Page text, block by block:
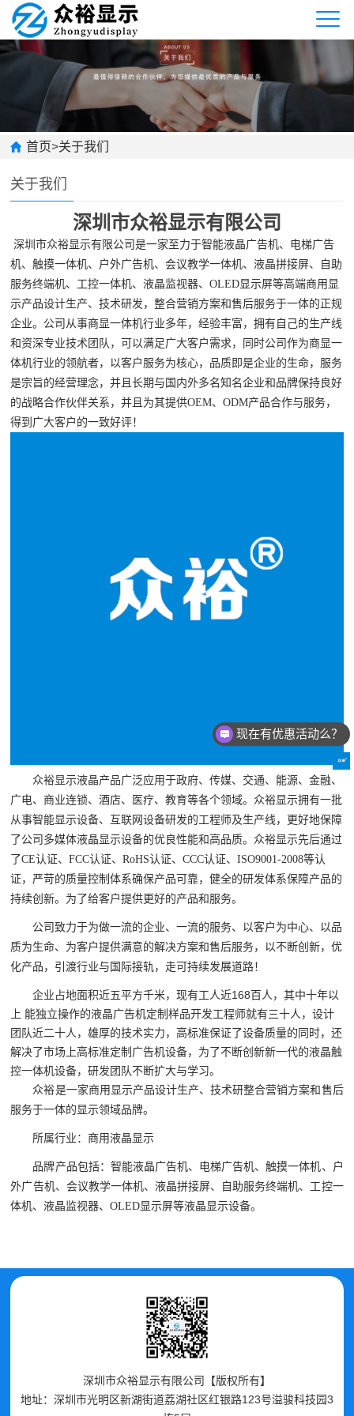
首页>关于我们
关于我们
深圳市众裕显示有限公司
深圳市众裕显示有限公司是一家至力于智能液晶广告机、电梯广告
机、触摸一体机、户外广告机、会议教学一体机、液晶拼接屏、自助
服务终端机、工控一体机、液晶监视器、OLED显示屏等高端商用显
示产品设计生产、技术研发 ，整合营销方案和售后服务于一体的正规
企业。 公司从事商显一体机行业多年，经验丰富，拥有自己的生产线
和资深专业技术 团队，可以满足广大客户需求，同时公司作为商显一
体机行业的领航者，以客户服务为核心，品质即是企业的生命，服务
是宗旨的经营理念，并且长期与国内外多名知名企业和品牌保持良好
的战略合作伙伴关系，并且为其提供OEM、ODM产品合作与服务，
得到广大客户的一致好评！
众裕显示液晶产品广泛应用于政府、传媒、交通、能源、金融、
广电、商业连锁、酒店、医疗、教育等各个领域。 众裕显示拥有一批
从事智能显示设备、互联网设备研发的工程师及生产线，更好地保障
了公司多媒体液晶显示设备的优良性能和高品质。 众裕显示先后通过
了CE认证、FCC认证、RoHS认证、CCC认证、ISO9001-2008等认
证，严苛的质量控制体系确保产品可靠，健全的研发体系保障产品的
持续创新。为了给客户提供更好的产品和服务。
公司致力于为做一流的企业、一流的服务、以客户为中心、以品
质为生命、为客户提供满意的解决方案和售后服务，以不断创新，优
化产品，引渡行业与国际接轨，走可持续发展道路！
企业占地面积近五平方千米，现有工人近168百人，其中十年以
上 能独立操作的液晶广告机定制样品开发工程师就有三十人，设计
团队近二十人，雄厚的技术实力，高标准保证了设备质量的同时，还
解决了市场上高标准定制广告机设备，为了不断创新新一代的液晶触
控一体机设备，研发团队不断扩大与学习。
众裕是一家商用显示产品设计生产、技术研整合营销方案和售后
服务于一体的显示领域品牌。
所属行业：商用液晶显示
品牌产品包括：智能液晶广告机、电梯广告机、触摸一体机、户
外广告机、会议教学一体机、液晶拼接屏、自助服务终端机、工控一
体机、液晶监视器、OLED显示屏等液晶显示设备。
深圳市众裕显示有限公司【版权所有】
地址：深圳市光明区新湖街道荔湖社区红银路123号溢骏科技园3
现在有优惠活动么？